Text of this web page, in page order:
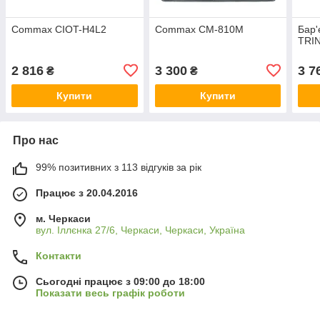
Commax CIOT-H4L2
2 816 ₴
Купити
Commax CM-810M
3 300₴
Купити
3
Про нас
99% позитивних з 113 відгуків за рік
Працює з 20.04.2016
м. Черкаси
вул. Іллєнка 27/6, Черкаси, Черкаси, Україна
Контакти
Сьогодні працює з 09:00 до 18:00
Показати весь графік роботи